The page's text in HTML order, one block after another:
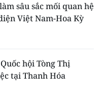
sâu sắc mối quan hệ
Việt Nam-Hoa Kỳ
hội Tòng Thị
tại Thanh Hóa